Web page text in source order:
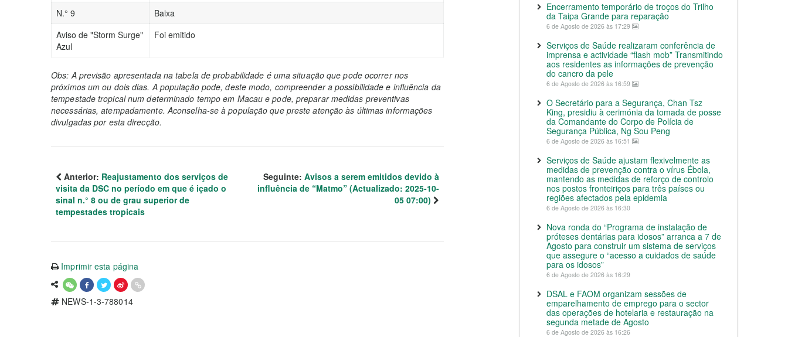
N.° 9
Baixa
Aviso de "Storm Surge"
Azul
Foi emitido
Obs: A previsão apresentada na tabela de probabilidade é uma situação que pode ocorrer nos
próximos um ou dois dias. A população pode, deste modo, compreender a possibilidade e influência da
tempestade tropical num determinado tempo em Macau e pode, preparar medidas preventivas
necessárias, atempadamente. Aconselha-se à população que preste atenção às últimas informações
divulgadas por esta direcção.
Anterior: Reajustamento dos serviços de
visita da DSC no período em que é içado o
sinal n.° 8 ou de grau superior de
tempestades tropicais
Seguinte: Avisos a serem emitidos devido à
influência de “Matmo” (Actualizado: 2025-10-
05 07:00)
Imprimir esta página
NEWS-1-3-788014
Encerramento temporário de troços do Trilho
da Taipa Grande para reparação
6 de Agosto de 2026 às 17:29
Serviços de Saúde realizaram conferência de
imprensa e actividade “flash mob” Transmitindo
aos residentes as informações de prevenção
do cancro da pele
6 de Agosto de 2026 às 16:59
O Secretário para a Segurança, Chan Tsz
King, presidiu à cerimónia da tomada de posse
da Comandante do Corpo de Polícia de
Segurança Pública, Ng Sou Peng
6 de Agosto de 2026 às 16:51
Serviços de Saúde ajustam flexivelmente as
medidas de prevenção contra o vírus Ébola,
mantendo as medidas de reforço de controlo
nos postos fronteiriços para três países ou
regiões afectados pela epidemia
6 de Agosto de 2026 às 16:30
Nova ronda do “Programa de instalação de
próteses dentárias para idosos” arranca a 7 de
Agosto para construir um sistema de serviços
que assegure o “acesso a cuidados de saúde
para os idosos”
6 de Agosto de 2026 às 16:29
DSAL e FAOM organizam sessões de
emparelhamento de emprego para o sector
das operações de hotelaria e restauração na
segunda metade de Agosto
6 de Agosto de 2026 às 16:26